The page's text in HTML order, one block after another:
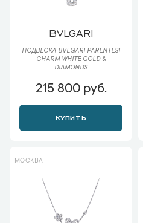
BVLGARI
ПОДВЕСКА BVLGARI PARENTESI
CHARM WHITE GOLD &
DIAMONDS
215 800 руб.
КУПИТЬ
МОСКВА